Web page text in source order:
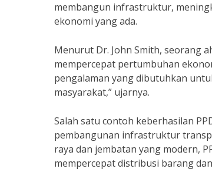
membangun infrastruktur,
ekonomi yang ada.
Menurut Dr. John Smith, seorang
mempercepat pertumbuhan
pengalaman yang dibutuhkan
masyarakat,” ujarnya.
Salah satu contoh keberhasilan
pembangunan infrastruktur
raya dan jembatan yang modern,
mempercepat distribusi barang